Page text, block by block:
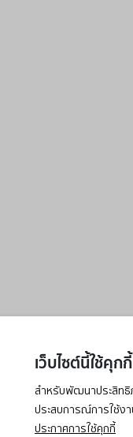
เว็บไซต์นี้ใช้คุกกี้
สำหรับพัฒนาประสิทธิ
ประสบการณ์การใช้ง
ประกาศการใช้คุกกี้
has occurred